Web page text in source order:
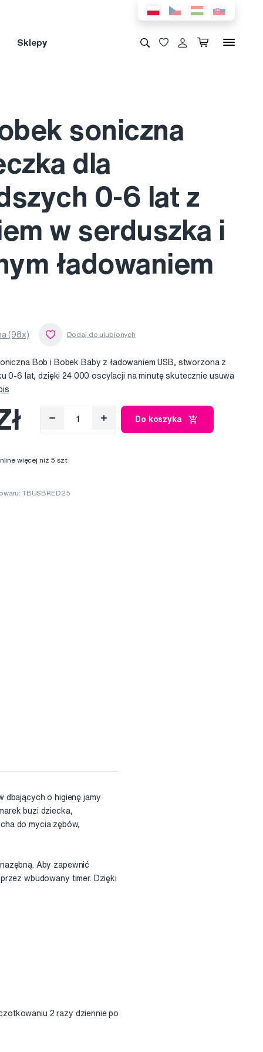
Sklepy
soniczna
dla
0-6 lat z
w serduszka i
ładowaniem
(98x)
Bob i Bobek Baby z ładowaniem USB, stworzona z
0-6 lat, dzięki 24 000 oscylacji na minutę skutecznie usuwa
Do koszyka
więcej niż 5 szt
TBUSBRED25
dbających o higienę jamy
buzi dziecka,
do mycia zębów,
Aby zapewnić
wbudowany timer. Dzięki
2 razy dziennie po